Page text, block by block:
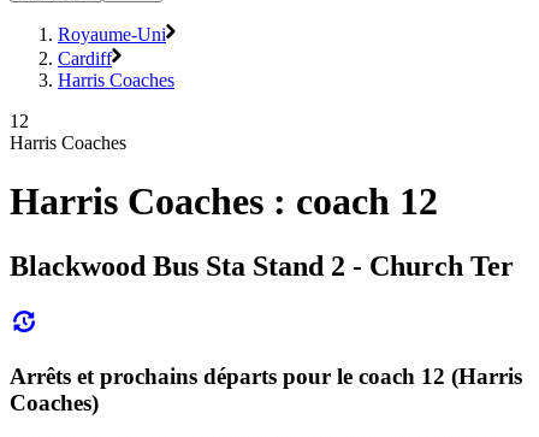
Royaume-Uni
Cardiff
Harris Coaches
12
Harris Coaches
Harris Coaches : coach 12
Blackwood Bus Sta Stand 2 - Church Ter
Arrêts et prochains départs pour le coach 12 (Harris
Coaches)